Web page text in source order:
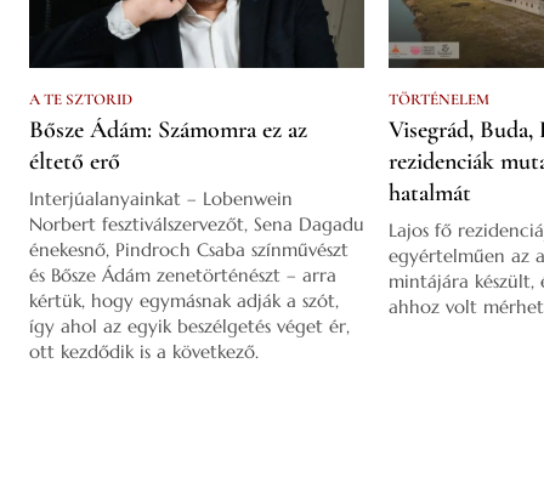
A TE SZTORID
Bősze Ádám: Számomra ez az
éltető erő
Interjúalanyainkat – Lobenwein
Norbert fesztiválszervezőt, Sena Dagadu
énekesnő, Pindroch Csaba színművészt
és Bősze Ádám zenetörténészt – arra
kértük, hogy egymásnak adják a szót,
így ahol az egyik beszélgetés véget ér,
ott kezdődik is a következő.
TÖRTÉNELEM
Visegrád,
rezidenciák
hatalmát
Lajos fő
egyértelműen az
mintájára készült,
ahhoz volt